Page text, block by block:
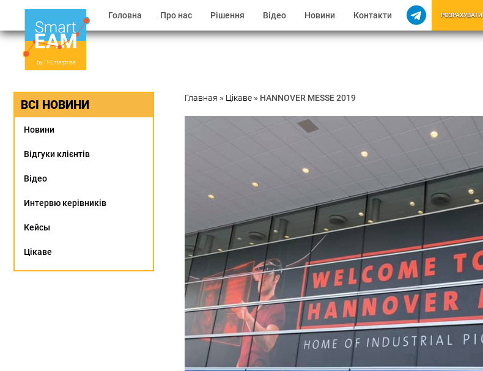
Головна Про нас Рішення Відео Новини Контакти РОЗРАХУВАТИ
ВСІ НОВИНИ
Новини
Відгуки клієнтів
Відео
Интервю керівників
Кейсы
Цікаве
Главная » Цікаве » HANNOVER MESSE 2019